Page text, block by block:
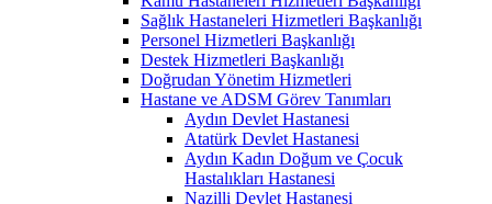
Sağlık Hastaneleri Hizmetleri Başkanlığı
Personel Hizmetleri Başkanlığı
Destek Hizmetleri Başkanlığı
Doğrudan Yönetim Hizmetleri
Hastane ve ADSM Görev Tanımları
Aydın Devlet Hastanesi
Atatürk Devlet Hastanesi
Aydın Kadın Doğum ve Çocuk
Hastalıkları Hastanesi
Nazilli Devlet Hastanesi